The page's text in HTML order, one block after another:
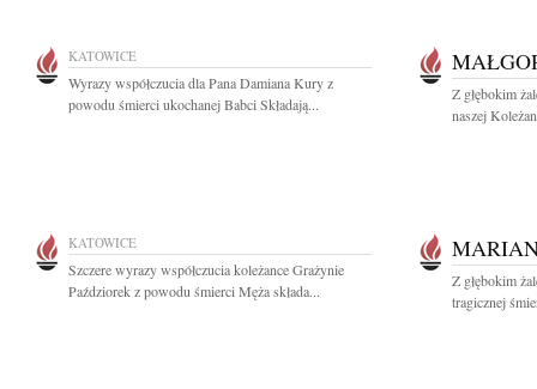
KATOWICE
Wyrazy współczucia dla Pana Damiana Kury z
powodu śmierci ukochanej Babci Składają...
Z głębokim
naszej
KATOWICE
Szczere wyrazy współczucia koleżance Grażynie
Paździorek z powodu śmierci Męża składa...
Z głębokim
tragicznej